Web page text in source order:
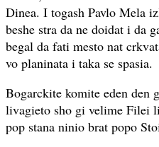
Dinea. I togash Pavlo Mela
beshe stra da ne doidat i da
begal da fati mesto nat
vo planinata i taka se spasia.
Bogarckite komite eden den
livagieto sho gi velime Filei
pop stana ninio brat popo